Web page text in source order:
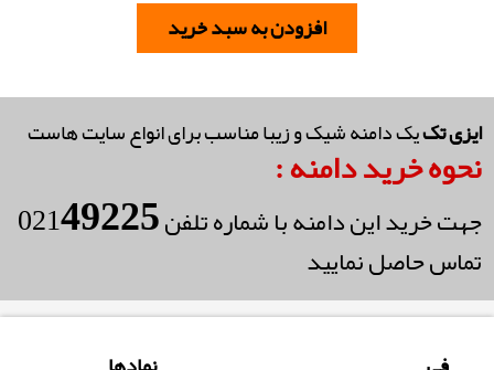
افزودن به سبد خرید
ایزی تکیک دامنه شیک و زیبا مناسب برای انواع سایت هاست
نحوه خرید دامنه :
جهت خرید این دامنه با شماره تلفن 02149225
تماس حاصل نمایید